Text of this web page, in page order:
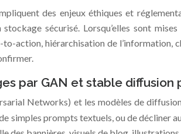
des enjeux éthiques et
sécurisé. Lorsqu’elles sont
action, hiérarchisation de l’information,
par GAN et stable
Networks) et les modèles de
simples prompts textuels, ou de décliner